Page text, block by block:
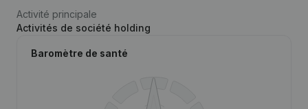
Activité principale
Activités de société holding
Baromètre de santé